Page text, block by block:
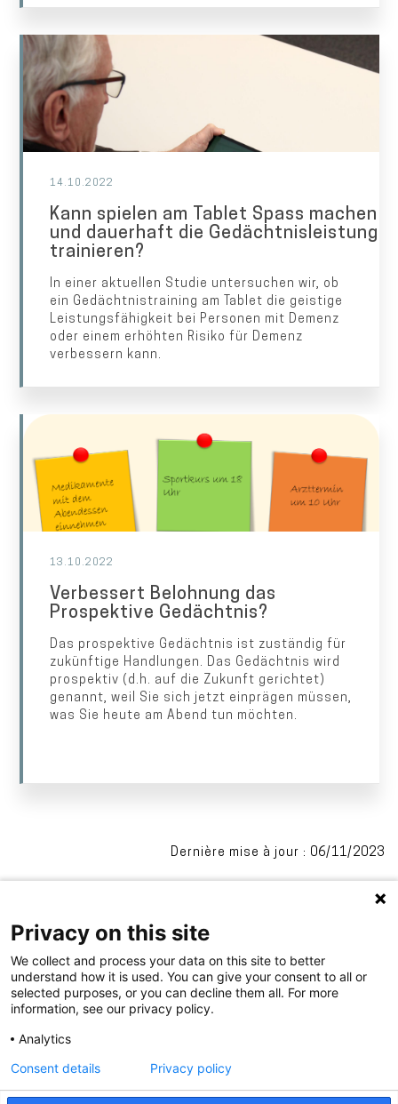
14.10.2022
Kann spielen am Tablet Spass machen
und dauerhaft die Gedächtnisleistung
trainieren?
In einer aktuellen Studie untersuchen wir, ob
ein Gedächtnistraining am Tablet die geistige
Leistungsfähigkeit bei Personen mit Demenz
oder einem erhöhten Risiko für Demenz
verbessern kann.
13.10.2022
Verbessert Belohnung das
Prospektive Gedächtnis?
Das prospektive Gedächtnis ist zuständig für
zukünftige Handlungen. Das Gedächtnis wird
prospektiv (d.h. auf die Zukunft gerichtet)
genannt, weil Sie sich jetzt einprägen müssen,
was Sie heute am Abend tun möchten.
Dernière mise à jour : 06/11/2023
Privacy on this site
We collect and process your data on this site to better
understand how it is used. You can give your consent to all or
selected purposes, or you can decline them all. For more
information, see our privacy policy.
Analytics
Consent details Privacy policy